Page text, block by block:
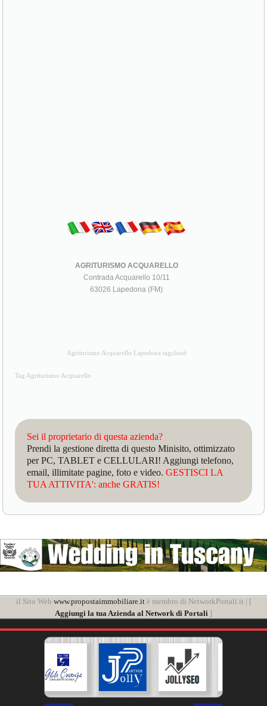
AGRITURISMO ACQUARELLO
Contrada Acquarello 10/11
63026 Lapedona (FM)
Agriturismo Acquarello Lapedona tagcloud
Tag Agriturismo Acquarello
Sei il proprietario di questa azienda?
Prendi la gestione diretta di questo Minisito, ottimizzato
per PC, TABLET e CELLULARI! Aggiungi telefono,
email, illimitate pagine, foto e video.GESTISCI LA
TUA ATTIVITA': anche GRATIS!
il Sito Web www.propostaimmobiliare.itè membro di NetworkPortali.it | [
Aggiungi la tua Azienda al Network di Portali ]